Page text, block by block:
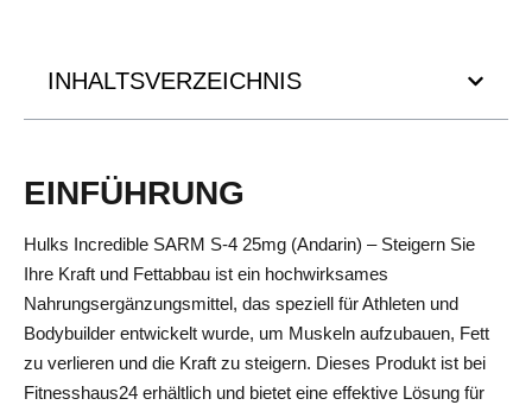
INHALTSVERZEICHNIS
EINFÜHRUNG
Hulks Incredible SARM S-4 25mg (Andarin) – Steigern Sie
Ihre Kraft und Fettabbau ist ein hochwirksames
Nahrungsergänzungsmittel, das speziell für Athleten und
Bodybuilder entwickelt wurde, um Muskeln aufzubauen, Fett
zu verlieren und die Kraft zu steigern. Dieses Produkt ist bei
Fitnesshaus24 erhältlich und bietet eine effektive Lösung für